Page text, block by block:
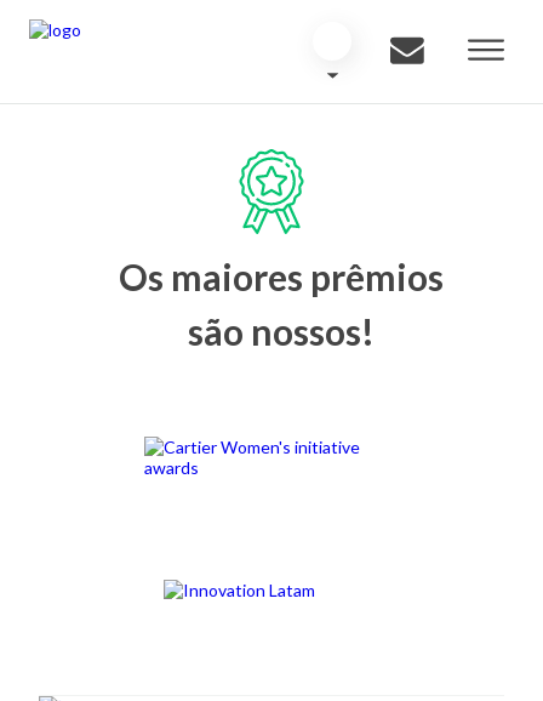
Os maiores prêmios
são nossos!